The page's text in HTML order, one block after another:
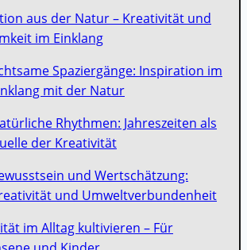
aus der Natur – Kreativität und
im Einklang
Spaziergänge: Inspiration im
mit der Natur
Rhythmen: Jahreszeiten als
der Kreativität
und Wertschätzung:
und Umweltverbundenheit
im Alltag kultivieren – Für